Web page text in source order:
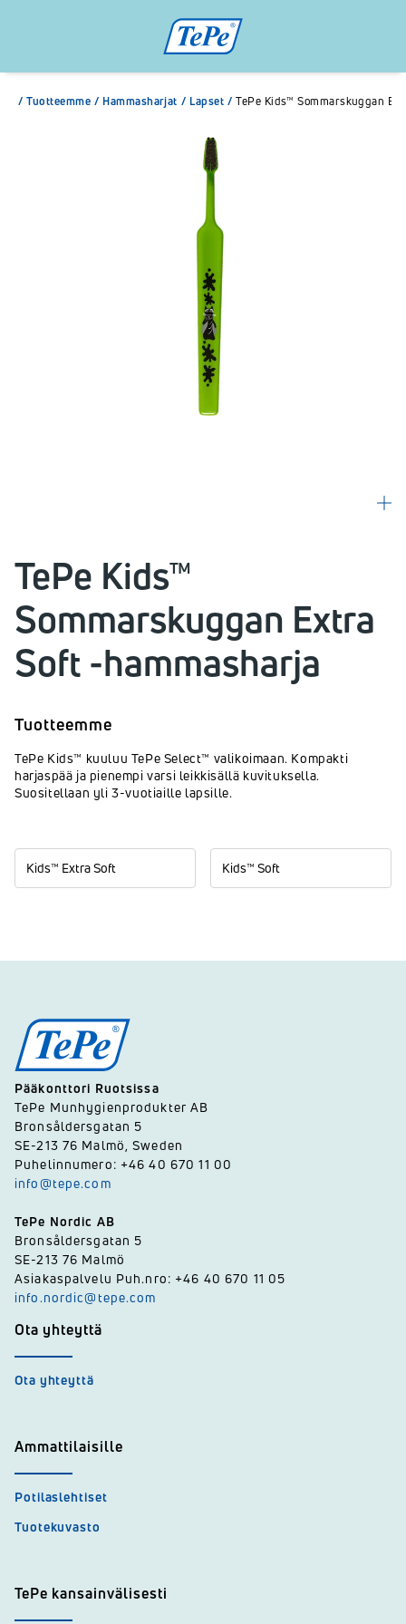
/ Tuotteemme / Hammasharjat / Lapset / TePe Kids™ Sommarskuggan
TePe Kids™
Sommarskuggan Extra
Soft -hammasharja
Tuotteemme
TePe Kids™ kuuluu TePe Select™ valikoimaan. Kompakti
harjaspää ja pienempi varsi leikkisällä kuvituksella.
Suositellaan yli 3-vuotiaille lapsille.
Kids™ Extra Soft Kids™ Soft
Pääkonttori Ruotsissa
TePe Munhygienprodukter AB
Bronsåldersgatan 5
SE-213 76 Malmö, Sweden
Puhelinnumero: +46 40 670 11 00
info@tepe.com
TePe Nordic AB
Bronsåldersgatan 5
SE-213 76 Malmö
Asiakaspalvelu Puh.nro: +46 40 670 11 05
info.nordic@tepe.com
Ota yhteyttä
Ota yhteyttä
Ammattilaisille
Potilaslehtiset
Tuotekuvasto
TePe kansainvälisesti